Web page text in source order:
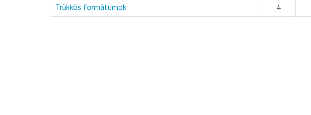
Trükkös formátumok
4